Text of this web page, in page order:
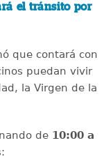
el tránsito por
que contará con
puedan vivir
la Virgen de la
de 10:00 a